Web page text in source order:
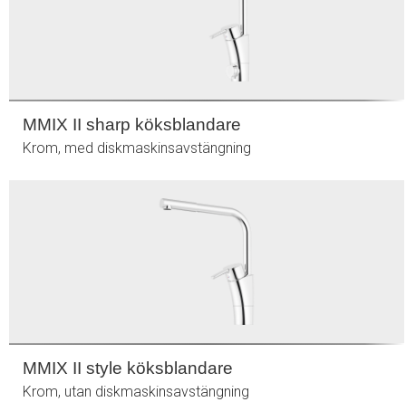
MMIX II sharp köksblandare
Krom, med diskmaskinsavstängning
MMIX II style köksblandare
Krom, utan diskmaskinsavstängning